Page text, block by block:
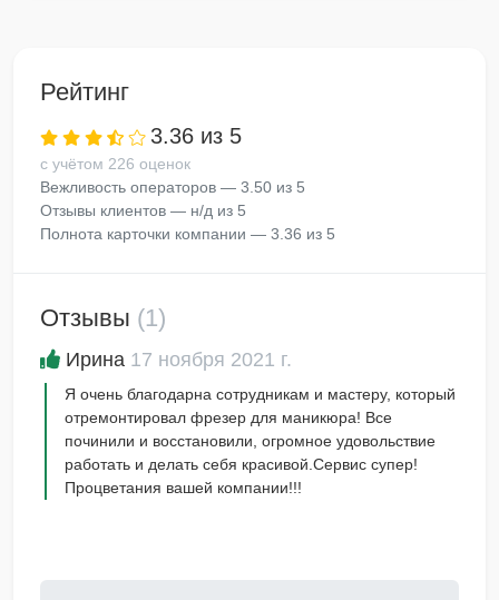
Рейтинг
3.36 из 5
с учётом 226 оценок
Вежливость операторов — 3.50 из 5
Отзывы клиентов — н/д из 5
Полнота карточки компании — 3.36 из 5
Отзывы (1)
Ирина 17 ноября 2021 г.
Я очень благодарна сотрудникам и мастеру, который
отремонтировал фрезер для маникюра! Все
починили и восстановили, огромное удовольствие
работать и делать себя красивой.Сервис супер!
Процветания вашей компании!!!